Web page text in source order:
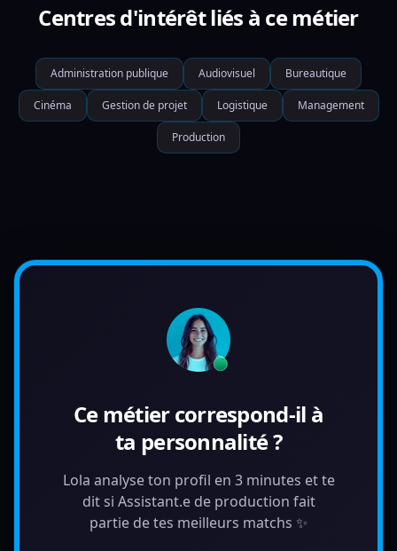
Centres d'intérêt liés à ce métier
Administration publique Audiovisuel Bureautique
Cinéma Gestion de projet Logistique Management
Production
Ce métier correspond-il à
ta personnalité ?
Lola analyse ton profil en 3 minutes et te
dit si Assistant.e de production fait
partie de tes meilleurs matchs ✨